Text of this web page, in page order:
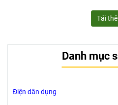
Tải
Danh mục
Điện dân dụng